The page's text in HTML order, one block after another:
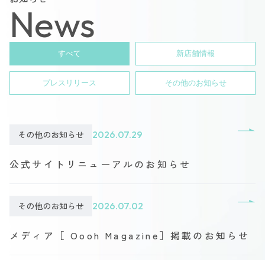
News
すべて 新店舗情報
プレスリリース その他のお知らせ
その他のお知らせ 2026.07.29
公式サイトリニューアルのお知らせ
その他のお知らせ 2026.07.02
メディア［ Oooh Magazine］掲載のお知らせ